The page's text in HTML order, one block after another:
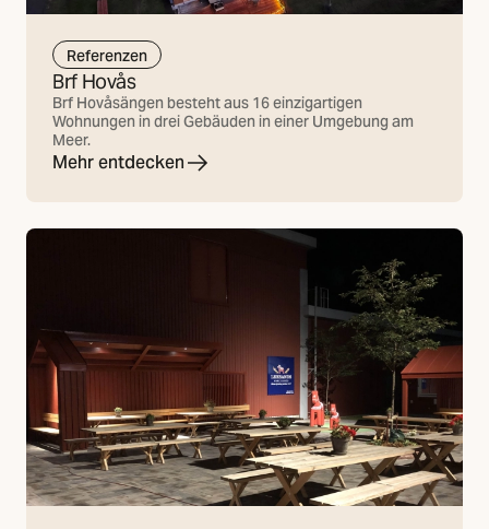
Referenzen
Brf Hovås
Brf Hovåsängen besteht aus 16 einzigartigen
Wohnungen in drei Gebäuden in einer Umgebung am
Meer.
Mehr entdecken